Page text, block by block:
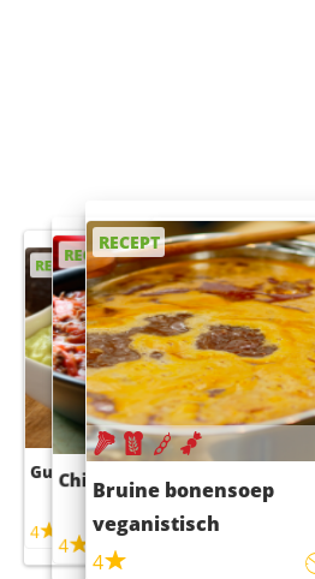
RECEPT
Guacamole
4
RECEPT
Chili con carne
4 45m
RECEPT
Bruine bonensoep
veganistisch
4
RECEPT
Sushi rijstsalade
maaltijdsalade
RECEPT
4